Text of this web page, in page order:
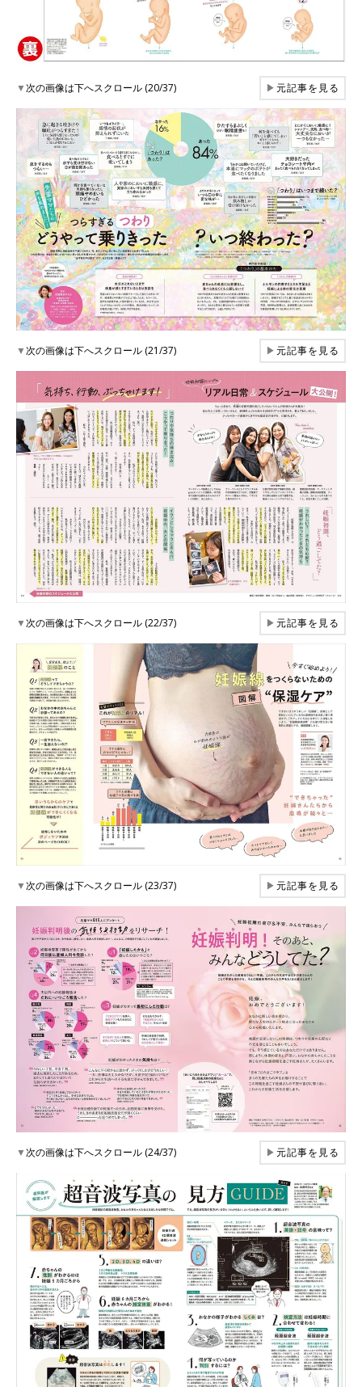
▼次の画像は下へスクロール (20/37) ▶元記事を見る
▼次の画像は下へスクロール (21/37) ▶元記事を見る
▼次の画像は下へスクロール (22/37) ▶元記事を見る
▼次の画像は下へスクロール (23/37) ▶元記事を見る
▼次の画像は下へスクロール (24/37) ▶元記事を見る